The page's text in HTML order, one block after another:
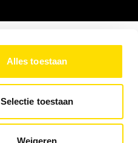
Alles toestaan
Selectie toestaan
Weigeren